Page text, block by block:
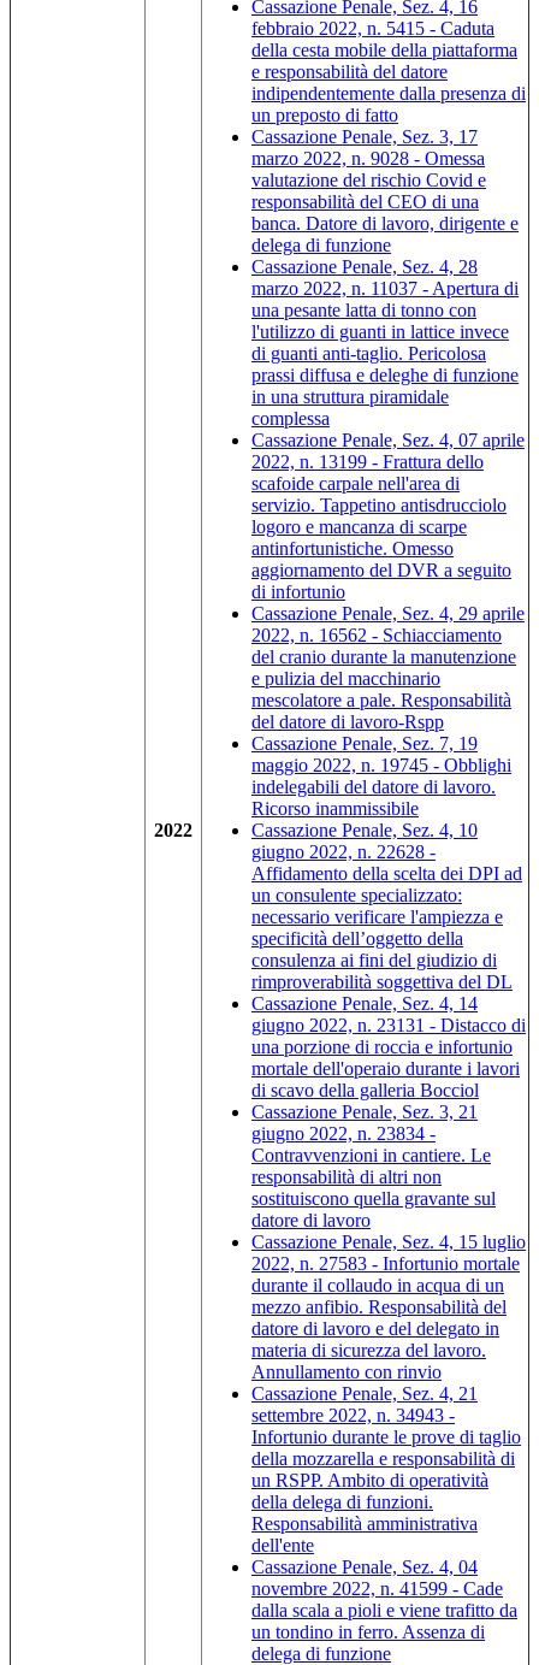
2022
Cassazione Penale, Sez. 4, 16
febbraio 2022, n. 5415 - Caduta
della cesta mobile della piattaforma
e responsabilità del datore
indipendentemente dalla presenza di
un preposto di fatto
Cassazione Penale, Sez. 3, 17
marzo 2022, n. 9028 - Omessa
valutazione del rischio Covid e
responsabilità del CEO di una
banca. Datore di lavoro, dirigente e
delega di funzione
Cassazione Penale, Sez. 4, 28
marzo 2022, n. 11037 - Apertura di
una pesante latta di tonno con
l'utilizzo di guanti in lattice invece
di guanti anti-taglio. Pericolosa
prassi diffusa e deleghe di funzione
in una struttura piramidale
complessa
Cassazione Penale, Sez. 4, 07 aprile
2022, n. 13199 - Frattura dello
scafoide carpale nell'area di
servizio. Tappetino antisdrucciolo
logoro e mancanza di scarpe
antinfortunistiche. Omesso
aggiornamento del DVR a seguito
di infortunio
Cassazione Penale, Sez. 4, 29 aprile
2022, n. 16562 - Schiacciamento
del cranio durante la manutenzione
e pulizia del macchinario
mescolatore a pale. Responsabilità
del datore di lavoro-Rspp
Cassazione Penale, Sez. 7, 19
maggio 2022, n. 19745 - Obblighi
indelegabili del datore di lavoro.
Ricorso inammissibile
Cassazione Penale, Sez. 4, 10
giugno 2022, n. 22628 -
Affidamento della scelta dei DPI ad
un consulente specializzato:
necessario verificare l'ampiezza e
specificità dell’oggetto della
consulenza ai fini del giudizio di
rimproverabilità soggettiva del DL
Cassazione Penale, Sez. 4, 14
giugno 2022, n. 23131 - Distacco di
una porzione di roccia e infortunio
mortale dell'operaio durante i lavori
di scavo della galleria Bocciol
Cassazione Penale, Sez. 3, 21
giugno 2022, n. 23834 -
Contravvenzioni in cantiere. Le
responsabilità di altri non
sostituiscono quella gravante sul
datore di lavoro
Cassazione Penale, Sez. 4, 15 luglio
2022, n. 27583 - Infortunio mortale
durante il collaudo in acqua di un
mezzo anfibio. Responsabilità del
datore di lavoro e del delegato in
materia di sicurezza del lavoro.
Annullamento con rinvio
Cassazione Penale, Sez. 4, 21
settembre 2022, n. 34943 -
Infortunio durante le prove di taglio
della mozzarella e responsabilità di
un RSPP. Ambito di operatività
della delega di funzioni.
Responsabilità amministrativa
dell'ente
Cassazione Penale, Sez. 4, 04
novembre 2022, n. 41599 - Cade
dalla scala a pioli e viene trafitto da
un tondino in ferro. Assenza di
delega di funzione